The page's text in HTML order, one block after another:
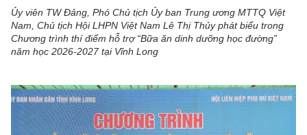
Ủy viên TW Đảng, Phó Chủ tịch Ủy ban Trung ương MTTQ Việt
Nam, Chủ tịch Hội LHPN Việt Nam Lê Thị Thủy phát biểu trong
Chương trình thí điểm hỗ trợ “Bữa ăn dinh dưỡng học đường”
năm học 2026-2027 tại Vĩnh Long